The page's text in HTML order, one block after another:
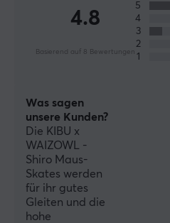
4.8
Basierend auf 8 Bewertungen
5
4
3
2
1
Was sagen
unsere Kunden?
Die KIBU x
WAIZOWL -
Shiro Maus-
Skates werden
für ihr gutes
Gleiten und die
hohe